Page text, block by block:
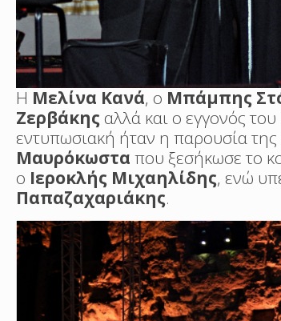
Η Μελίνα Κανά, ο Μπάμπης
Ζερβάκης αλλά και ο εγγονός
εντυπωσιακή ήταν η παρουσία
Μαυρόκωστα που ξεσήκωσε το
ο Ιεροκλής Μιχαηλίδης, ενώ
Παπαζαχαριάκης.